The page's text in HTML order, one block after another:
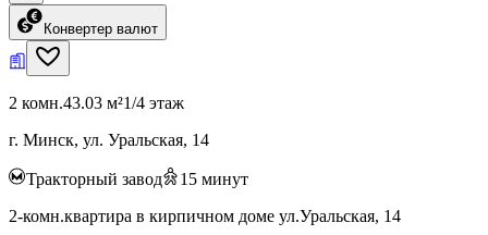
Конвертер валют
2 комн.43.03 м²1/4 этаж
г. Минск, ул. Уральская, 14
Тракторный завод 15 минут
2-комн.квартира в кирпичном доме ул.Уральская, 14